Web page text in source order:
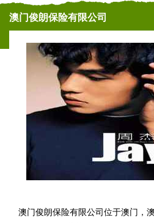
澳门俊朗保险有限公司
澳门俊朗保险有限公司位于澳门，